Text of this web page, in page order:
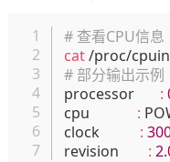
# 查看CPU信息
cat
# 部分输出示例
processor :
cpu :
clock :
revision :